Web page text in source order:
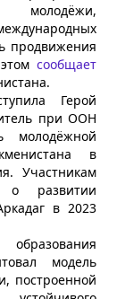
молодёжи,
продвижения
сообщает
Герой
при ООН
молодёжной
в
Участникам
о развитии
в 2023
модель
построенной